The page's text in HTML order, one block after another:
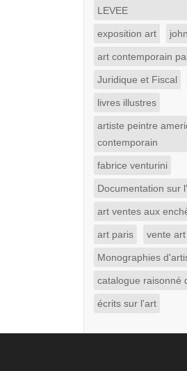
LEVEE
exposition art
art contemporain
Juridique et Fiscal
livres illustres
artiste peintre
contemporain
fabrice venturini
Documentation sur
art ventes aux
art paris vente
Monographies
catalogue raisonné
écrits sur l'art